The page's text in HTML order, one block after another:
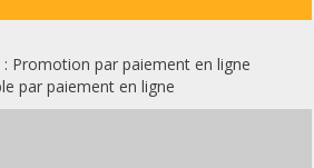
: Promotion par paiement en ligne
par paiement en ligne